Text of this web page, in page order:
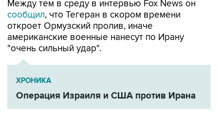
Между тем в среду в интервью Fox News он
сообщил, что Тегеран в скором времени
откроет Ормузский пролив, иначе
американские военные нанесут по Ирану
"очень сильный удар".
ХРОНИКА
Операция Израиля и США против Ирана